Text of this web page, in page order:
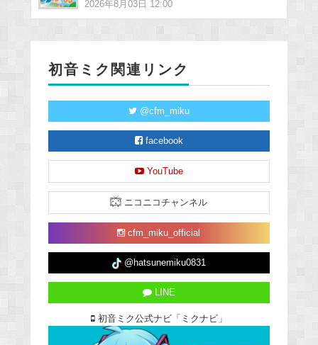
2026年8月03日 12:00
初音ミク関連リンク
@cfm_miku
facebook
YouTube
ニコニコチャンネル
cfm_miku_official
@hatsunemiku0831
LINE
初音ミク公式ナビ「ミクナビ」